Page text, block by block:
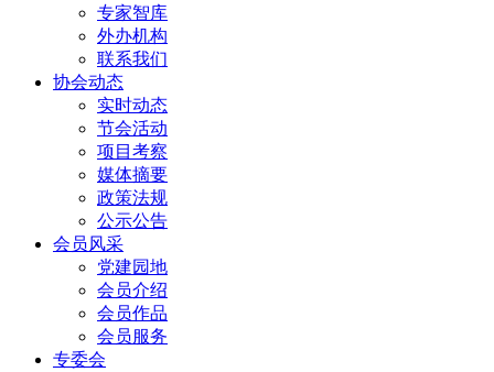
专家智库
外办机构
联系我们
协会动态
实时动态
节会活动
项目考察
媒体摘要
政策法规
公示公告
会员风采
党建园地
会员介绍
会员作品
会员服务
专委会